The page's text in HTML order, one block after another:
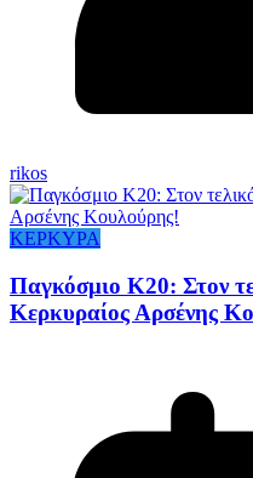
rikos
ΚΕΡΚΥΡΑ
Παγκόσμιο Κ20: Στον
Κερκυραίος Αρσένης